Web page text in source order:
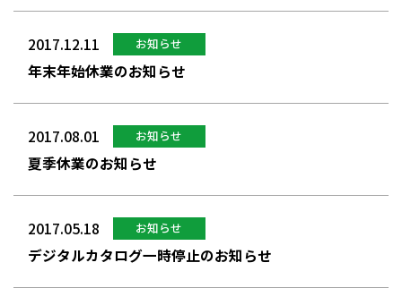
2017.12.11 お知らせ
年末年始休業のお知らせ
2017.08.01 お知らせ
夏季休業のお知らせ
2017.05.18 お知らせ
デジタルカタログ一時停止のお知らせ